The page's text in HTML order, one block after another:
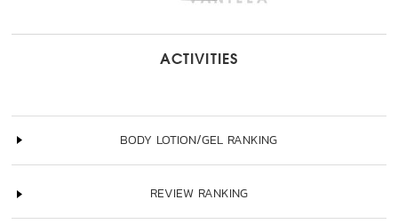
ACTIVITIES
BODY LOTION/GEL RANKING
REVIEW RANKING